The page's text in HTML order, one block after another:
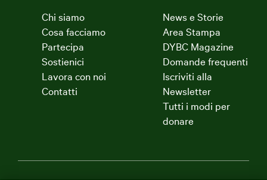
Chi siamo
Cosa facciamo
Partecipa
Sostienici
Lavora con noi
Contatti
News e Storie
Area Stampa
DYBC Magazine
Domande frequenti
Iscriviti alla
Newsletter
Tutti i modi per
donare